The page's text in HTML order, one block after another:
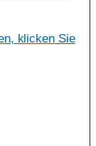
klicken Sie